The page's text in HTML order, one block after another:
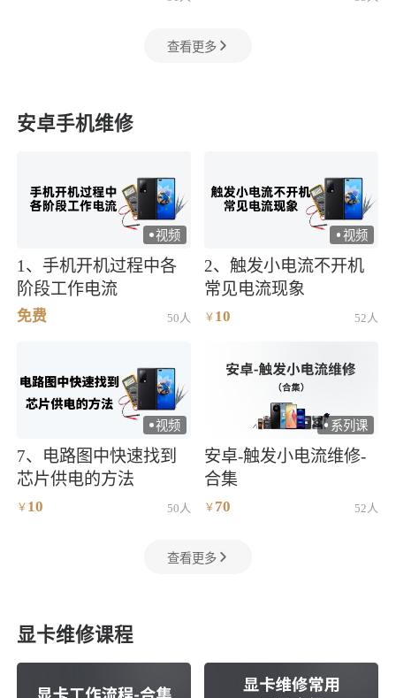
查看更多
安卓手机维修
视频
)
1、手机开机过程中各
阶段工作电流
免费 50人
视频
)
2、触发小电流不开机
常见电流现象
￥ 10 52人
视频
)
7、电路图中快速找到
芯片供电的方法
￥ 10 50人
系列课
)
安卓-触发小电流维修-
合集
￥ 70 52人
查看更多
显卡维修课程